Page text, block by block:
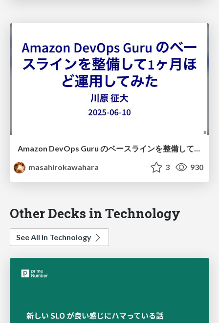
Amazon DevOps Guru のベースラインを整備して1ヶ月ほど運用してみた #jawsug_asa / Amazon DevOps Guru trial
masahirokawahara
3 930
Other Decks in Technology
See All in Technology